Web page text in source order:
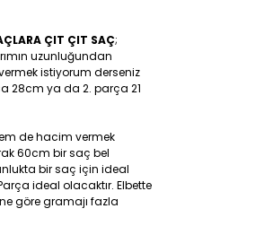
ÇIT ÇIT SAÇ;
uzunluğundan
istiyorum derseniz
28cm ya da 2. parça 21
de hacim vermek
60cm bir saç bel
bir saç için ideal
ideal olacaktır. Elbette
göre gramajı fazla